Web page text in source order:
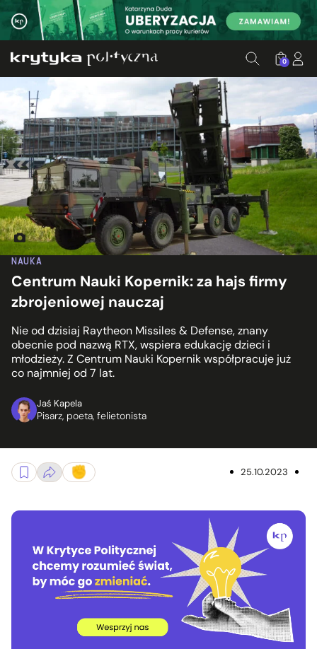
0
NAUKA
Centrum Nauki Kopernik: za hajs firmy
zbrojeniowej nauczaj
Nie od dzisiaj Raytheon Missiles & Defense, znany
obecnie pod nazwą RTX, wspiera edukację dzieci i
młodzieży. Z Centrum Nauki Kopernik współpracuje już
co najmniej od 7 lat.
Jaś Kapela
Pisarz, poeta, felietonista
Fot. Neuwieser, Horst Gutmann/Flickr.com, ed. KP
25.10.2023